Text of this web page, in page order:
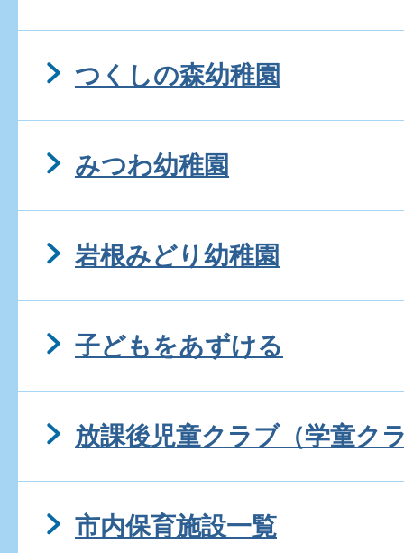
つくしの森幼稚園
みつわ幼稚園
岩根みどり幼稚園
子どもをあずける
放課後児童クラブ（学童ク
市内保育施設一覧